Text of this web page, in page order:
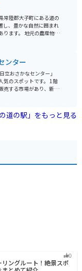
ーが集まる「笠間焼通
園」など、見どころも豊
市内には、風光明媚な
なエリアです。道の駅
でなく、観光情報収集の
常陸郡大子町にある道の
し、豊かな自然に囲まれ
の農産物が
や奥久慈しゃもといっ
パノラマラインなど、
ドも多いため、ツーリ
は、奥
ばなどが有名です。道の
や店舗でも取り扱って
ンター
立おさかなセンター」
スポットです。 1階
売する市場があり、新鮮
ます。2階には、海鮮丼
です。日立市内には、日
い方はもちろん、ドラ
としてもおすすめで
や海産物加工品が人気で
の道の駅」をもっと見る
0
ングルート！絶景スポ